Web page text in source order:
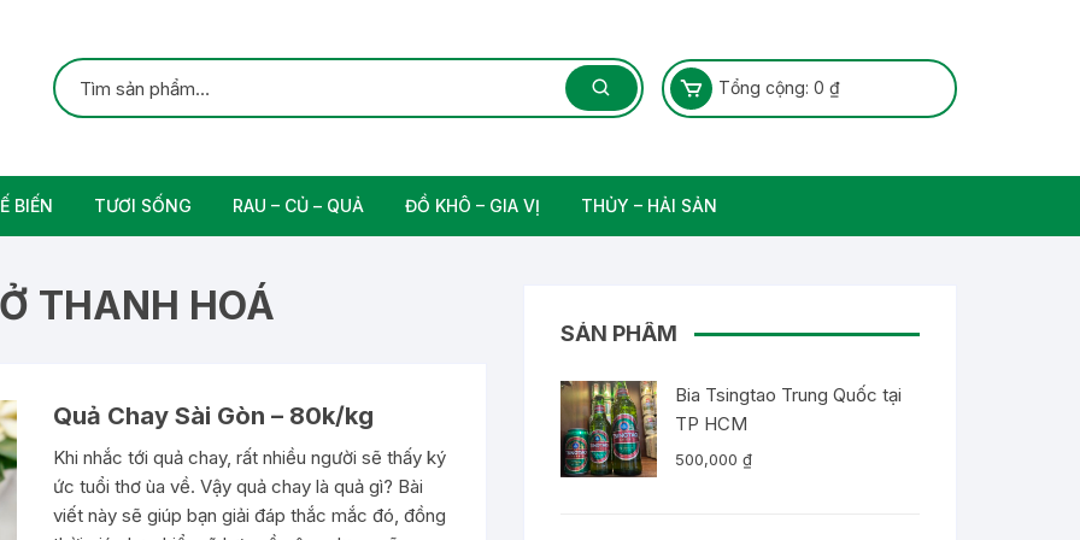
Tổng cộng: 0 ₫
BIẾN TƯƠI SỐNG
Thịt bò tươi sạch
RAU – CỦ – QUẢ ĐỒ KHÔ – GIA VỊ THỦY – HẢI SẢN
THANH HOÁ
Quả Chay Sài Gòn – 80k/kg
Khi nhắc tới quả chay, rất nhiều người sẽ thấy ký
ức tuổi thơ ùa về. Vậy quả chay là quả gì? Bài
viết này sẽ giúp bạn giải đáp thắc mắc đó, đồng
SẢN PHẨM
Bia Tsingtao Trung Quốc tại
TP HCM
500,000 ₫